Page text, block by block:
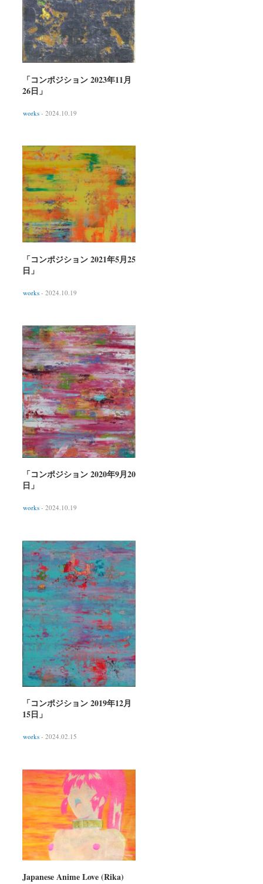
「コンポジション 2023年11月
26日」
works - 2024.10.19
「コンポジション 2021年5月25
日」
works - 2024.10.19
「コンポジション 2020年9月20
日」
works - 2024.10.19
「コンポジション 2019年12月
15日」
works - 2024.02.15
Japanese Anime Love (Rika)